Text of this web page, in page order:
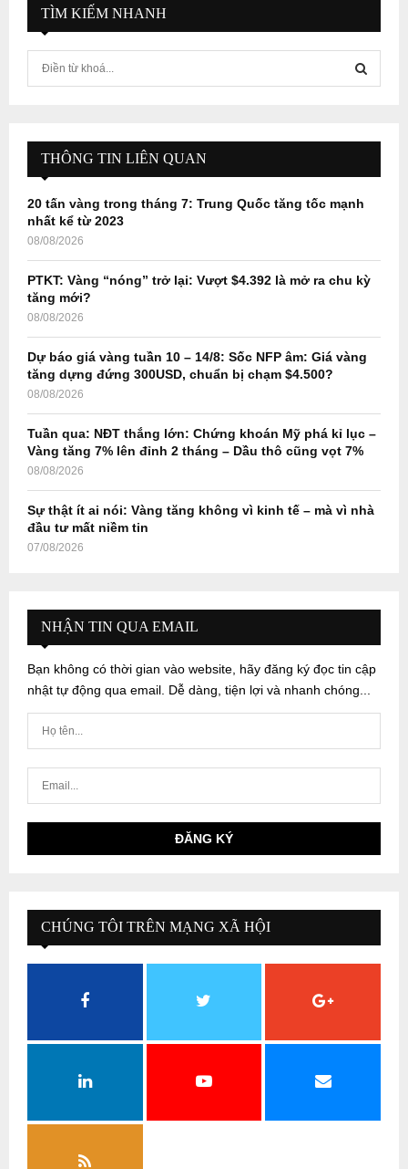
TÌM KIẾM NHANH
f
r
E
A
H
THÔNG TIN LIÊN QUAN
20 tấn vàng trong tháng 7: Trung Quốc tăng tốc mạnh
nhất kể từ 2023
08/08/2026
PTKT: Vàng “nóng” trở lại: Vượt $4.392 là mở ra chu kỳ
tăng mới?
08/08/2026
Dự báo giá vàng tuần 10 – 14/8: Sốc NFP âm: Giá vàng
tăng dựng đứng 300USD, chuẩn bị chạm $4.500?
08/08/2026
Tuần qua: NĐT thắng lớn: Chứng khoán Mỹ phá kỉ lục –
Vàng tăng 7% lên đỉnh 2 tháng – Dầu thô cũng vọt 7%
08/08/2026
Sự thật ít ai nói: Vàng tăng không vì kinh tế – mà vì nhà
đầu tư mất niềm tin
07/08/2026
NHẬN TIN QUA EMAIL
Bạn không có thời gian vào website, hãy đăng ký đọc tin cập
nhật tự động qua email. Dễ dàng, tiện lợi và nhanh chóng...
CHÚNG TÔI TRÊN MẠNG XÃ HỘI